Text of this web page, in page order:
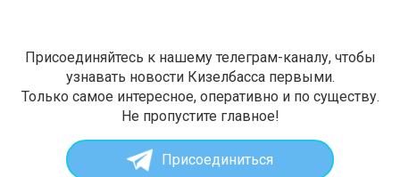
Присоединяйтесь к нашему телеграм-каналу, чтобы
узнавать новости Кизелбасса первыми.
Только самое интересное, оперативно и по существу.
Не пропустите главное!
Присоединиться